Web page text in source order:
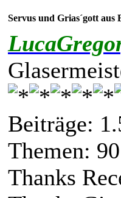
Servus und Grias´gott aus
Beiträge:
Themen: 90
Thanks